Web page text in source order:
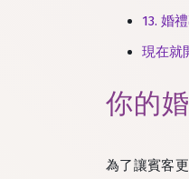
13. 婚
現在就
你的
為了讓賓客